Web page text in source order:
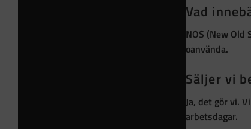
Vad
NOS (New Old
oanvända.
Säljer vi
Ja, det gör vi.
arbetsdagar.